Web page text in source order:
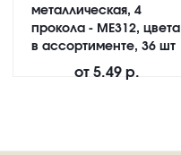
металлическая, 4
прокола - ME312, цвета
в ассортименте, 36 шт
от 5.49 р.